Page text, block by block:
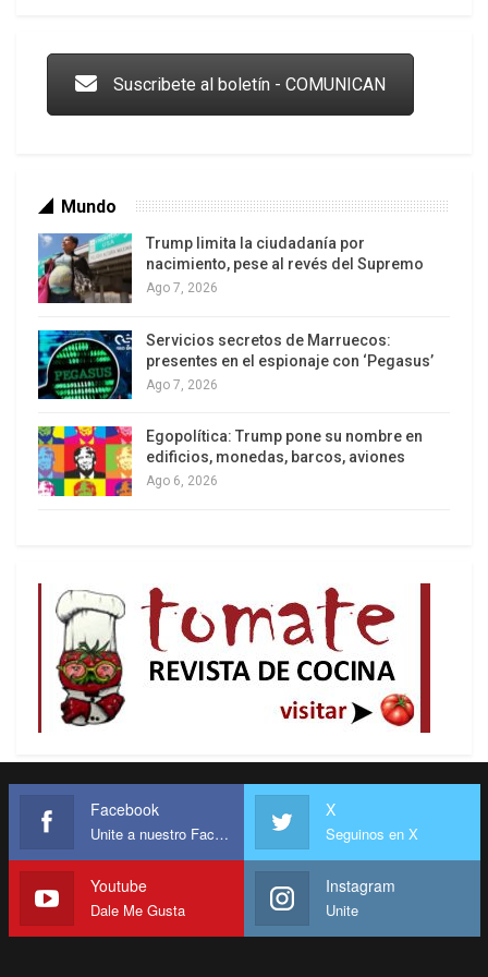
Revolución Bolivariana, y está incrustada en los
partidos, y en todos los organismos e
instituciones del estado.
Los latinos le van dando la espalda a Trump
Suscribete al boletín - COMUNICAN
Mundo
Trump limita la ciudadanía por
nacimiento, pese al revés del Supremo
Ago 7, 2026
Servicios secretos de Marruecos:
presentes en el espionaje con ‘Pegasus’
Ago 7, 2026
Egopolítica: Trump pone su nombre en
edificios, monedas, barcos, aviones
Ago 6, 2026
Facebook
Unite a nuestro Facebook
X
Seguinos en X
Youtube
Dale Me Gusta
Instagram
Unite